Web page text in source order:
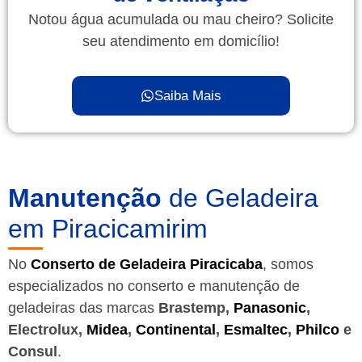
Notou água acumulada ou mau cheiro? Solicite
seu atendimento em domicílio!
Saiba Mais
Manutenção de Geladeira
em Piracicamirim
No Conserto de Geladeira Piracicaba, somos
especializados no conserto e manutenção de
geladeiras das marcas Brastemp, Panasonic,
Electrolux, Midea, Continental, Esmaltec, Philco e
Consul.